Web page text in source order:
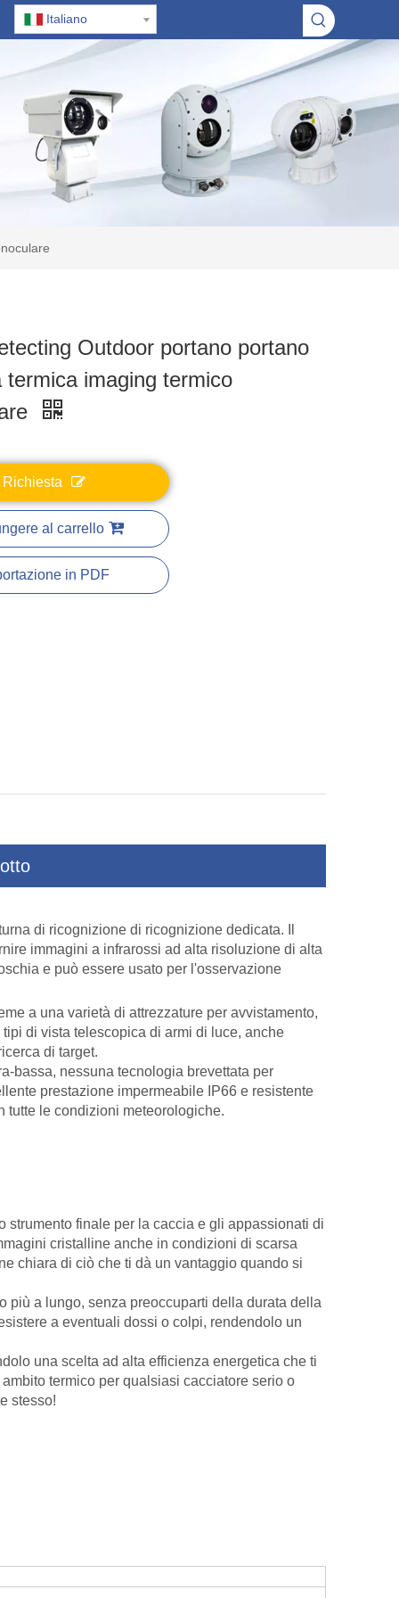
Italiano
Camera termica
Outdoor portano portano
termica imaging termico
Richiesta
al carrello
in PDF
di ricognizione di ricognizione dedicata. Il
immagini a infrarossi ad alta risoluzione di alta
e può essere usato per l'osservazione
a una varietà di attrezzature per avvistamento,
di vista telescopica di armi di luce, anche
di target.
bassa, nessuna tecnologia brevettata per
prestazione impermeabile IP66 e resistente
tutte le condizioni meteorologiche.
strumento finale per la caccia e gli appassionati di
cristalline anche in condizioni di scarsa
chiara di ciò che ti dà un vantaggio quando si
più a lungo, senza preoccuparti della durata della
a eventuali dossi o colpi, rendendolo un
una scelta ad alta efficienza energetica che ti
termico per qualsiasi cacciatore serio o
stesso!